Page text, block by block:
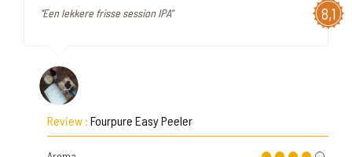
8,1
"Een lekkere frisse session IPA"
Review : Fourpure Easy Peeler